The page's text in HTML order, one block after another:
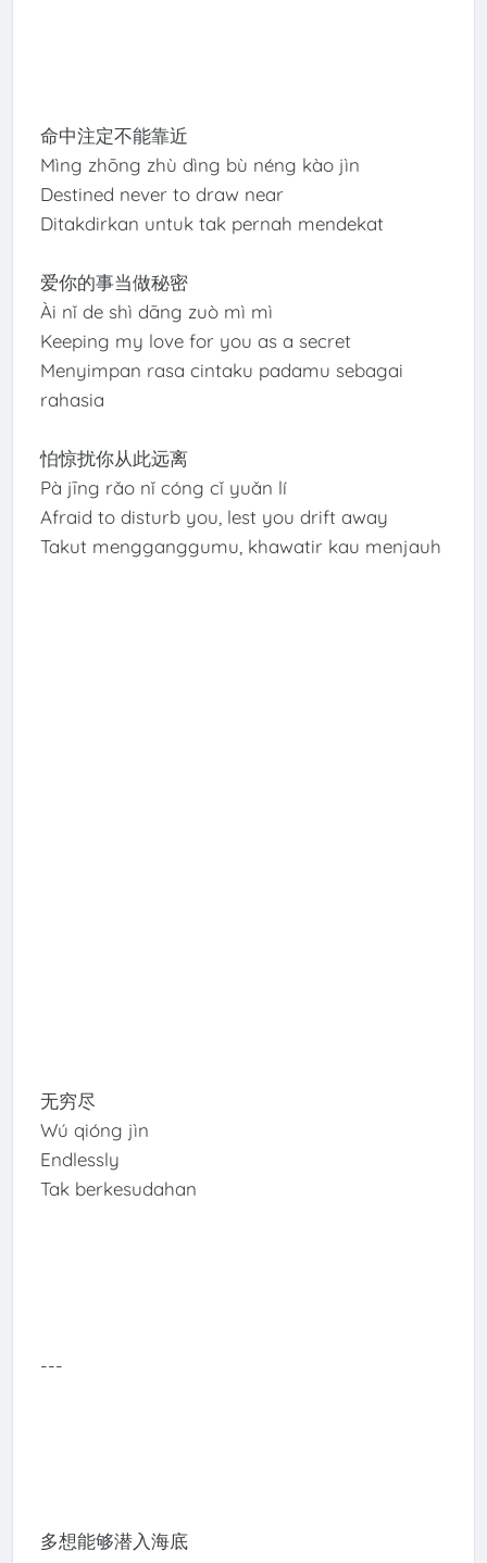
命中注定不能靠近
Mìng zhōng zhù dìng bù néng kào jìn
Destined never to draw near
Ditakdirkan untuk tak pernah mendekat
爱你的事当做秘密
Ài nǐ de shì dāng zuò mì mì
Keeping my love for you as a secret
Menyimpan rasa cintaku padamu sebagai
rahasia
怕惊扰你从此远离
Pà jīng rǎo nǐ cóng cǐ yuǎn lí
Afraid to disturb you, lest you drift away
Takut mengganggumu, khawatir kau menjauh
无穷尽
Wú qióng jìn
Endlessly
Tak berkesudahan
---
多想能够潜入海底